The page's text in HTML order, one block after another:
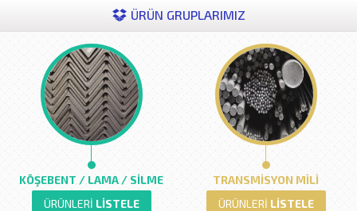
ÜRÜN GRUPLARIMIZ
KÖŞEBENT / LAMA / SİLME
ÜRÜNLERİ LİSTELE
TRANSMİSYON MİLİ
ÜRÜNLERİ LİSTELE